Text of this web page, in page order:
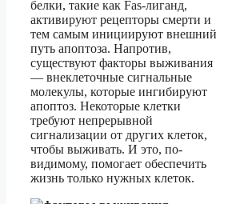
белки, такие как Fas-лиганд,
активируют рецепторы смерти и
тем самым инициируют внешний
путь апоптоза. Напротив,
существуют факторы выживания
— внеклеточные сигнальные
молекулы, которые ингибируют
апоптоз. Некоторые клетки
требуют непрерывной
сигнализации от других клеток,
чтобы выживать. И это, по-
видимому, помогает обеспечить
жизнь только нужных клеток.